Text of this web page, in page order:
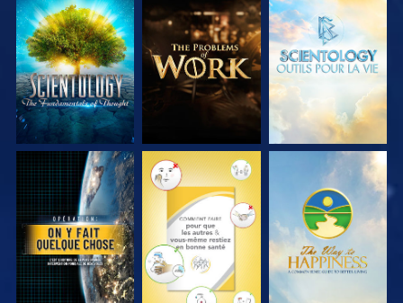
DÉCOUVRIR LES
SÉRIES
DÉCOUVRIR LES
SÉRIES
DÉCOUVRIR LES
SÉRIES
REGARDER REGARDER REGARDER